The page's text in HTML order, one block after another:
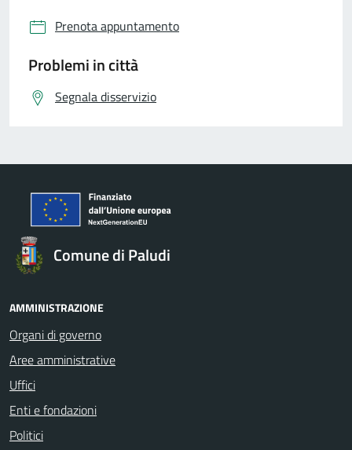
Prenota appuntamento
Problemi in città
Segnala disservizio
Comune di Paludi
AMMINISTRAZIONE
Organi di governo
Aree amministrative
Uffici
Enti e fondazioni
Politici